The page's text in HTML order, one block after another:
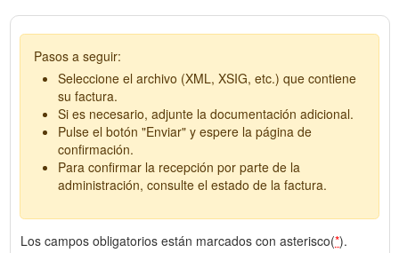
Pasos a seguir:
Seleccione el archivo (XML, XSIG, etc.) que contiene
su factura.
Si es necesario, adjunte la documentación adicional.
Pulse el botón "Enviar" y espere la página de
confirmación.
Para confirmar la recepción por parte de la
administración, consulte el estado de la factura.
Los campos obligatorios están marcados con asterisco(*).